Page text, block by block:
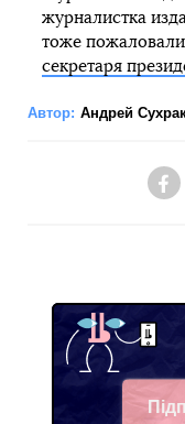
журналистка
тоже
секретаря
Автор: Андрей